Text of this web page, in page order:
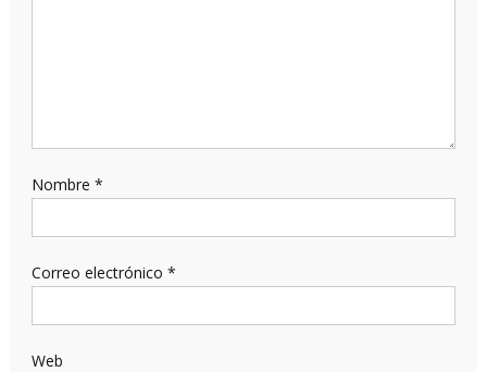
Nombre *
Correo electrónico *
Web